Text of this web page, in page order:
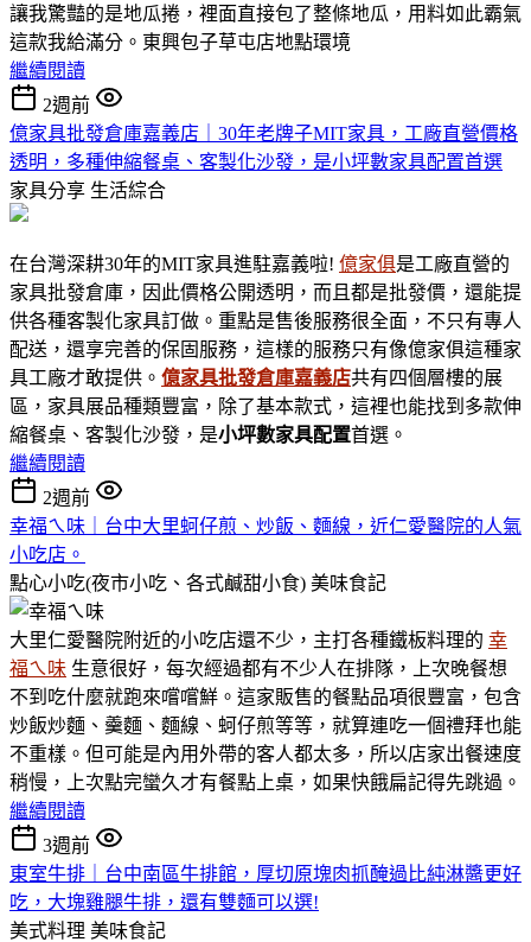
讓我驚豔的是地瓜捲，裡面直接包了整條地瓜，用料如此霸氣
這款我給滿分。東興包子草屯店地點環境
繼續閱讀
2週前
億家具批發倉庫嘉義店｜30年老牌子MIT家具，工廠直營價格
透明，多種伸縮餐桌、客製化沙發，是小坪數家具配置首選
家具分享 生活綜合
在台灣深耕30年的MIT家具進駐嘉義啦! 億家俱是工廠直營的
家具批發倉庫，因此價格公開透明，而且都是批發價，還能提
供各種客製化家具訂做。重點是售後服務很全面，不只有專人
配送，還享完善的保固服務，這樣的服務只有像億家俱這種家
具工廠才敢提供。 億家具批發倉庫嘉義店共有四個層樓的展
區，家具展品種類豐富，除了基本款式，這裡也能找到多款伸
縮餐桌、客製化沙發，是小坪數家具配置首選。
繼續閱讀
2週前
幸福ㄟ味｜台中大里蚵仔煎、炒飯、麵線，近仁愛醫院的人氣
小吃店。
點心小吃(夜市小吃、各式鹹甜小食) 美味食記
大里仁愛醫院附近的小吃店還不少，主打各種鐵板料理的 幸
福ㄟ味 生意很好，每次經過都有不少人在排隊，上次晚餐想
不到吃什麼就跑來嚐嚐鮮。這家販售的餐點品項很豐富，包含
炒飯炒麵、羹麵、麵線、蚵仔煎等等，就算連吃一個禮拜也能
不重樣。但可能是內用外帶的客人都太多，所以店家出餐速度
稍慢，上次點完蠻久才有餐點上桌，如果快餓扁記得先跳過。
繼續閱讀
3週前
東室牛排｜台中南區牛排館，厚切原塊肉抓醃過比純淋醬更好
吃，大塊雞腿牛排，還有雙麵可以選!
美式料理 美味食記